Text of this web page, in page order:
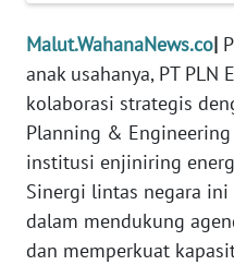
Malut.WahanaNews.co|
anak usahanya, PT
kolaborasi strategis
Planning & Engineering
institusi enjiniring
Sinergi lintas negara
dalam mendukung
dan memperkuat
KARIR
DISCLAIMER
Wahana
Regional
WN